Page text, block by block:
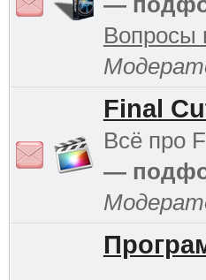
Вопросы
Final
Всё про
—